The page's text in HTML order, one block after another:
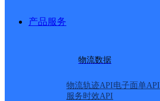
产品服务
物流数据
物流轨迹API电子面单API
服务时效API